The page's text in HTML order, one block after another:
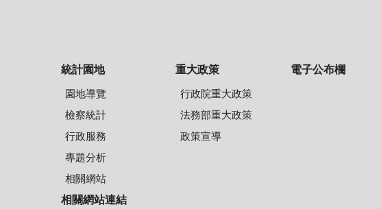
統計園地
園地導覽
檢察統計
行政服務
專題分析
相關網站
重大政策
行政院重大政策
法務部重大政策
政策宣導
電子公布欄
相關網站連結